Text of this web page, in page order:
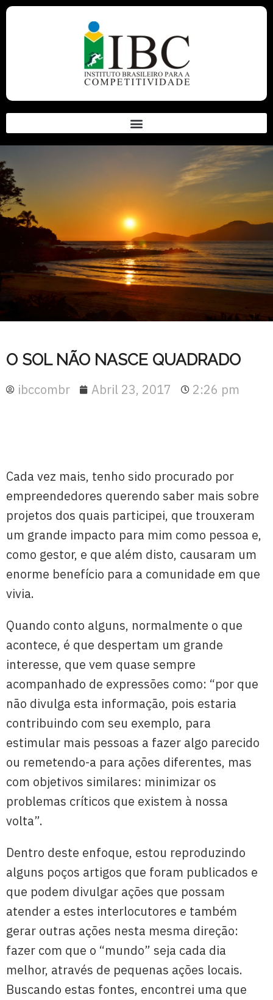
O SOL NÃO NASCE QUADRADO
ibccombr Abril 23, 2017 2:26 pm
Cada vez mais, tenho sido procurado por
empreendedores querendo saber mais sobre
projetos dos quais participei, que trouxeram
um grande impacto para mim como pessoa e,
como gestor, e que além disto, causaram um
enorme benefício para a comunidade em que
vivia.
Quando conto alguns, normalmente o que
acontece, é que despertam um grande
interesse, que vem quase sempre
acompanhado de expressões como: “por que
não divulga esta informação, pois estaria
contribuindo com seu exemplo, para
estimular mais pessoas a fazer algo parecido
ou remetendo-a para ações diferentes, mas
com objetivos similares: minimizar os
problemas críticos que existem à nossa
volta”.
Dentro deste enfoque, estou reproduzindo
alguns poços artigos que foram publicados e
que podem divulgar ações que possam
atender a estes interlocutores e também
gerar outras ações nesta mesma direção:
fazer com que o “mundo” seja cada dia
melhor, através de pequenas ações locais.
Buscando estas fontes, encontrei uma que